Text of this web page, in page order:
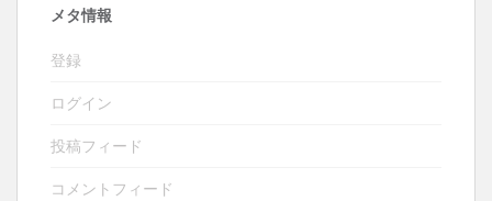
メタ情報
登録
ログイン
投稿フィード
コメントフィード